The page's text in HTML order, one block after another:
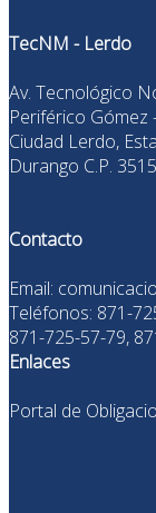
TecNM - Lerdo
Av. Tecnológico
Periférico Gómez
Ciudad Lerdo,
Durango C.P.
Contacto
Email:
Teléfonos: 871-
871-725-57-79,
Enlaces
Portal de